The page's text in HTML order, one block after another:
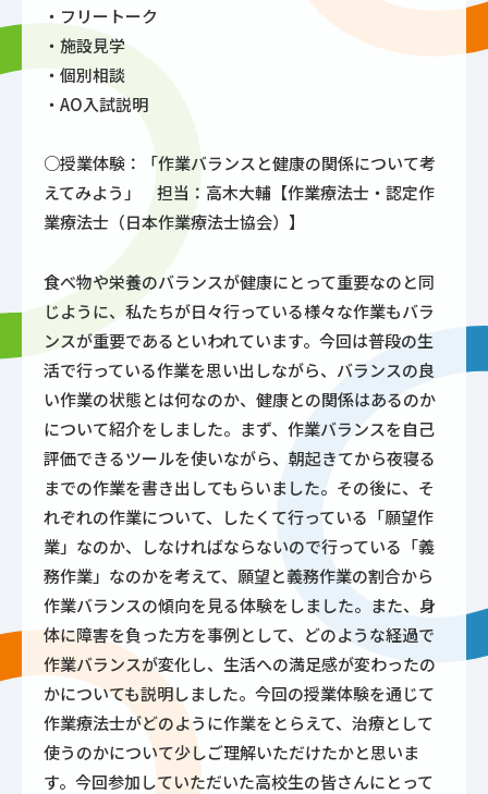
・フリートーク
・施設見学
・個別相談
・AO入試説明
○授業体験：「作業バランスと健康の関係について考
えてみよう」 担当：高木大輔【作業療法士・認定作
業療法士（日本作業療法士協会）】
食べ物や栄養のバランスが健康にとって重要なのと同
じように、私たちが日々行っている様々な作業もバラ
ンスが重要であるといわれています。今回は普段の生
活で行っている作業を思い出しながら、バランスの良
い作業の状態とは何なのか、健康との関係はあるのか
について紹介をしました。まず、作業バランスを自己
評価できるツールを使いながら、朝起きてから夜寝る
までの作業を書き出してもらいました。その後に、そ
れぞれの作業について、したくて行っている「願望作
業」なのか、しなければならないので行っている「義
務作業」なのかを考えて、願望と義務作業の割合から
作業バランスの傾向を見る体験をしました。また、身
体に障害を負った方を事例として、どのような経過で
作業バランスが変化し、生活への満足感が変わったの
かについても説明しました。今回の授業体験を通じて
作業療法士がどのように作業をとらえて、治療として
使うのかについて少しご理解いただけたかと思いま
す。今回参加していただいた高校生の皆さんにとって